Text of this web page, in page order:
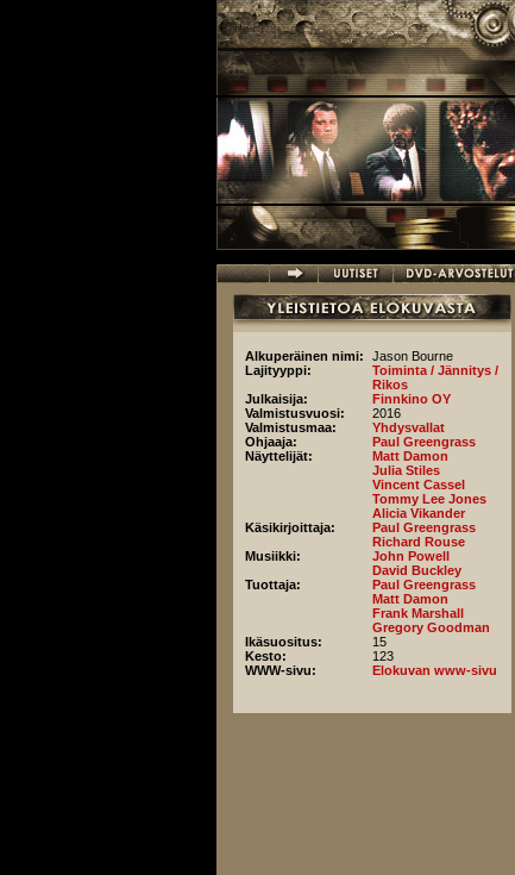
Alkuperäinen nimi:
Jason Bourne
Lajityyppi:
Toiminta / Jännitys /
Rikos
Julkaisija:
Finnkino OY
Valmistusvuosi:
2016
Valmistusmaa:
Yhdysvallat
Ohjaaja:
Paul Greengrass
Näyttelijät:
Matt Damon
Julia Stiles
Vincent Cassel
Tommy Lee Jones
Alicia Vikander
Käsikirjoittaja:
Paul Greengrass
Richard Rouse
Musiikki:
John Powell
David Buckley
Tuottaja:
Paul Greengrass
Matt Damon
Frank Marshall
Gregory Goodman
Ikäsuositus:
15
Kesto:
123
WWW-sivu:
Elokuvan www-sivu